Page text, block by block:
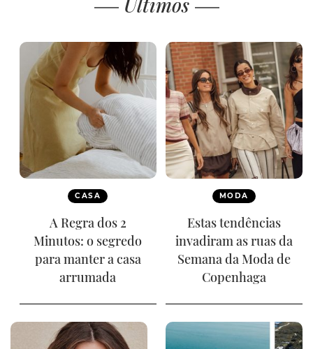
CASA
A Regra dos 2
Minutos: o segredo
para manter a casa
arrumada
MODA
Estas tendências
invadiram as ruas da
Semana da Moda de
Copenhaga